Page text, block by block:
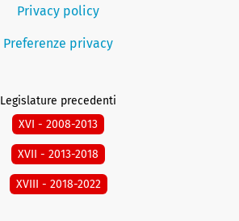
Privacy policy
Preferenze privacy
Legislature precedenti
XVI - 2008-2013
XVII - 2013-2018
XVIII - 2018-2022